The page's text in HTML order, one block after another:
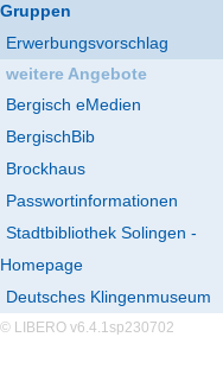
Gruppen
Erwerbungsvorschlag
weitere Angebote
Bergisch eMedien
BergischBib
Brockhaus
Passwortinformationen
Stadtbibliothek Solingen -
Homepage
Deutsches Klingenmuseum
© LIBERO v6.4.1sp230702